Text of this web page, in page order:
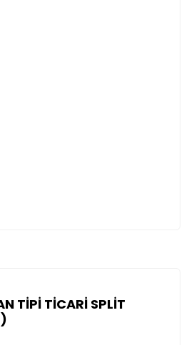
TİPİ TİCARİ SPLİT